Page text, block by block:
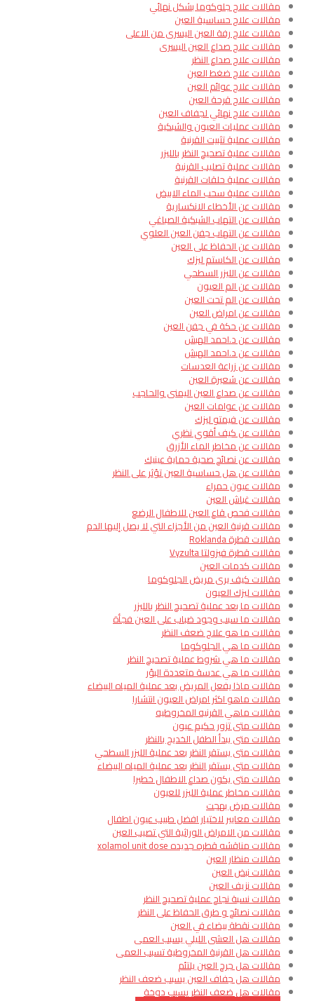
مقالات علاج جلوكوما بشكل نهائي
مقالات علاج حساسية العين
مقالات علاج رفة العين اليسرى من الاعلى
مقالات علاج صداع العين اليسرى
مقالات علاج صداع النظر
مقالات علاج ضغط العين
مقالات علاج عوائم العين
مقالات علاج قرحة العين
مقالات علاج نهائي لجفاف العين
مقالات عمليات العيون والشبكية
مقالات عملية تثبيت القرنية
مقالات عملية تصحيح النظر بالليزر
مقالات عملية تصليب القرنية
مقالات عملية حلقات القرنية
مقالات عملية سحب الماء الابيض
مقالات عن الأخطاء الانكسارية
مقالات عن التهاب الشبكية الصباغي
مقالات عن التهاب جفن العين العلوي
مقالات عن الحفاظ على العين
مقالات عن الكاستم ليزك
مقالات عن الليزر السطحي
مقالات عن الم العيون
مقالات عن الم تحت العين
مقالات عن امراض العين
مقالات عن حكة في جفن العين
مقالات عن د.احمد الهبش
مقالات عن د.احمد الهبش
مقالات عن زراعة العدسات
مقالات عن شعيرة العين
مقالات عن صداع العين اليمنى والحاجب
مقالات عن عوامات العين
مقالات عن فيمتو ليزك
مقالات عن كيف أقوي نظري
مقالات عن مخاطر الماء الأزرق
مقالات عن نصائح صحية حماية عينيك
مقالات عن هل حساسية العين تؤثر على النظر
مقالات عيون حمراء
مقالات غباش العين
مقالات فحص قاع العين للاطفال الرضع
مقالات قرنية العين من الأجزاء التي لا يصل إليها الدم​
مقالات قطرة Roklanda
مقالات قطرة فيزولتا Vyzulta
مقالات كدمات العين
مقالات كيف يرى مريض الجلوكوما
مقالات ليزك العيون
مقالات ما بعد عملية تصحيح النظر بالليزر
مقالات ما سبب وجود ضباب على العين فجأة
مقالات ما هو علاج ضعف النظر
مقالات ما هي الجلوكوما
مقالات ما هي شروط عملية تصحيح النظر
مقالات ما هي عدسة متعددة البؤر
مقالات ماذا يفعل المريض بعد عملية المياه البيضاء
مقالات ماهو اكثر امراض العيون انتشارا​
مقالات ماهي القرنيه المخروطيه
مقالات متى تزور حكيم عيون
مقالات متى يبدأ الطفل الخديج بالنظر
مقالات متى يستقر النظر بعد عملية الليزر السطحي
مقالات متى يستقر النظر بعد عملية المياه البيضاء
مقالات متى يكون صداع الاطفال خطيرا
مقالات مخاطر عملية الليزر للعيون
مقالات مرض بهجت
مقالات معايير لاختيار افضل طبيب عيون اطفال
مقالات من الامراض الوراثية التي تصيب العين
مقالات مناقشه قطره جديده xolamol unit dose
مقالات منظار العين
مقالات نبض العين
مقالات نزيف العين
مقالات نسبة نجاح عملية تصحيح النظر
مقالات نصائح و طرق الحفاظ على النظر
مقالات نقطة بيضاء في العين
مقالات هل العشى الليلي يسبب العمى
مقالات هل القرنية المخروطية تسبب العمى
مقالات هل جرح العين يلتئم
مقالات هل جفاف العين يسبب ضعف النظر
مقالات هل ضعف النظر يسبب دوخة